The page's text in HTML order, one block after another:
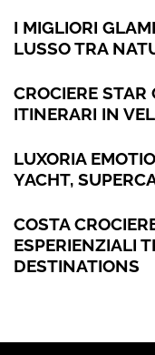
I MIGLIORI
LUSSO TRA
CROCIERE
ITINERARI IN
LUXORIA
YACHT,
COSTA
ESPERIENZIALI
DESTINATIONS